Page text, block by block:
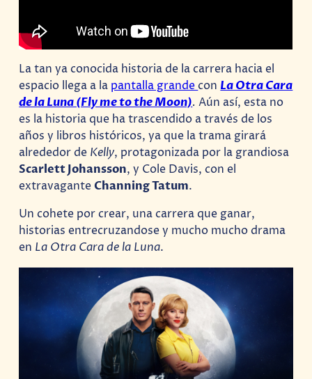
La tan ya conocida historia de la carrera hacia el
espacio llega a la pantalla grandecon La Otra Cara
de la Luna (Fly me to the Moon). Aún así, esta no
es la historia que ha trascendido a través de los
años y libros históricos, ya que la trama girará
alrededor de Kelly, protagonizada por la grandiosa
Scarlett Johansson, y Cole Davis, con el
extravagante Channing Tatum.
Un cohete por crear, una carrera que ganar,
historias entrecruzandose y mucho mucho drama
en La Otra Cara de la Luna.